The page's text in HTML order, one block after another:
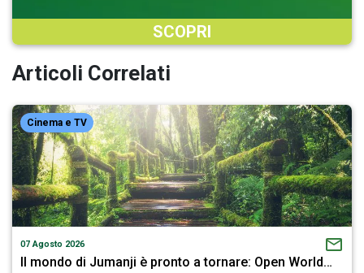
SCOPRI
Articoli Correlati
Cinema e TV
07 Agosto 2026
Il mondo di Jumanji è pronto a tornare: Open World…